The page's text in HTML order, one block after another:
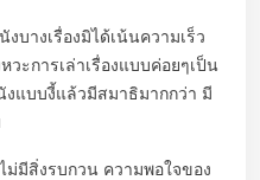
บางเรื่องมิได้เน้นความเร็ว
ะการเล่าเรื่องแบบค่อยๆเป็น
งแบบงี้แล้วมีสมาธิมากกว่า มี
ม่มีสิ่งรบกวน ความพอใจของ